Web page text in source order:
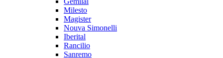
Milesto
Magister
Nouva Simonelli
Iberital
Rancilio
Sanremo